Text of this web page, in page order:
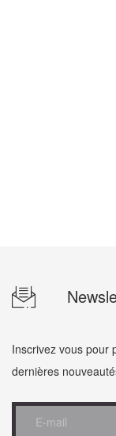
Inscrivez vous pour
dernières